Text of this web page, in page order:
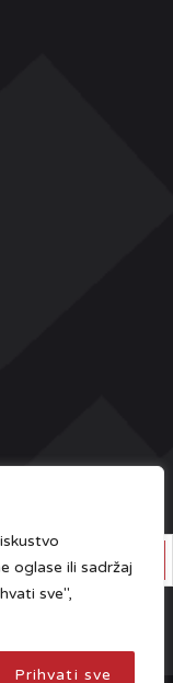
oglase ili sadržaj
sve",
Prihvati sve
bi prvi dobili